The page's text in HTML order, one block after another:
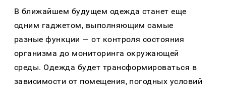
В ближайшем будущем одежда станет еще
одним гаджетом, выполняющим самые
разные функции — от контроля состояния
организма до мониторинга окружающей
среды. Одежда будет трансформироваться в
зависимости от помещения, погодных условий